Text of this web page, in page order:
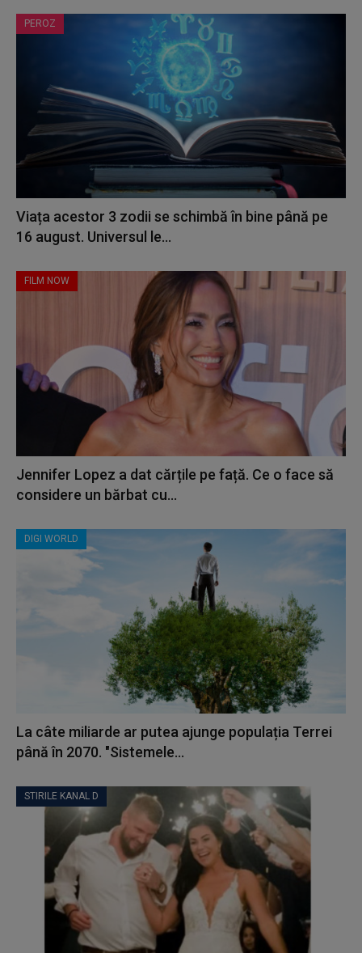
PEROZ
Viața acestor 3 zodii se schimbă în bine până pe
16 august. Universul le...
FILM NOW
Jennifer Lopez a dat cărțile pe față. Ce o face să
considere un bărbat cu...
DIGI WORLD
La câte miliarde ar putea ajunge populația Terrei
până în 2070. "Sistemele...
STIRILE KANAL D